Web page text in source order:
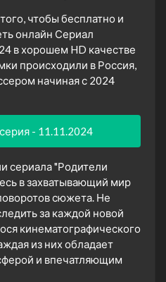
чтобы бесплатно и
онлайн Сериал
в хорошем HD качестве
происходили в Россия,
начиная с 2024
- 11.11.2024
сериала "Родители
в захватывающий мир
сюжета. Не
за каждой новой
кинематографического
из них обладает
и впечатляющим